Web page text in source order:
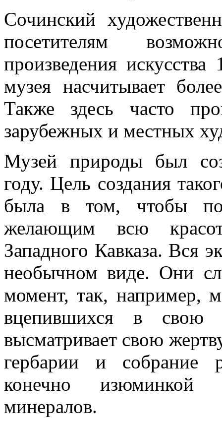
Сочинский
посетителям
произведения
музея насчитывает
Также здесь часто
зарубежных и местных
Музей природы был
году. Цель создания
была в том, чтобы
желающим всю
Западного Кавказа. Вся
необычном виде. Они
момент, так, например,
вцепившихся в свою
высматривает свою
гербарии и собрание
конечно изюминкой
минералов.